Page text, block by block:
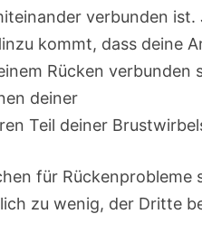
verbunden ist.
kommt, dass deine
Rücken verbunden
deiner
Teil deiner
für Rückenprobleme
zu wenig, der Dritte